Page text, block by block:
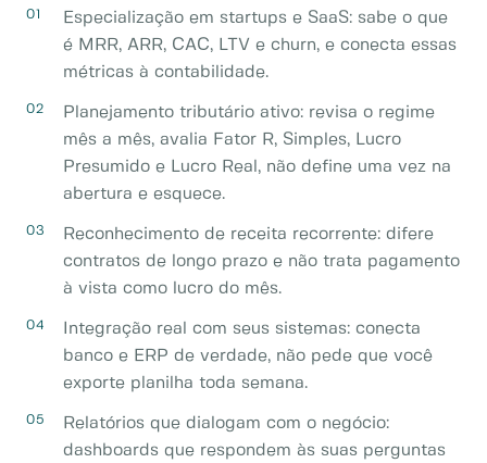
Especialização em startups e SaaS: sabe o que
é MRR, ARR, CAC, LTV e churn, e conecta essas
métricas à contabilidade.
Planejamento tributário ativo: revisa o regime
mês a mês, avalia Fator R, Simples, Lucro
Presumido e Lucro Real, não define uma vez na
abertura e esquece.
Reconhecimento de receita recorrente: difere
contratos de longo prazo e não trata pagamento
à vista como lucro do mês.
Integração real com seus sistemas: conecta
banco e ERP de verdade, não pede que você
exporte planilha toda semana.
Relatórios que dialogam com o negócio:
dashboards que respondem às suas perguntas